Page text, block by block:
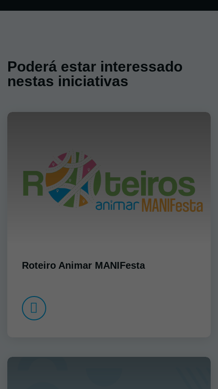
Poderá estar interessado
nestas iniciativas
Roteiro Animar MANIFesta